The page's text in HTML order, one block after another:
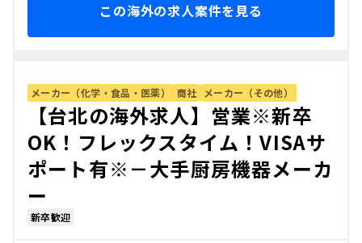
この海外の求人案件を見る
メーカー（化学・食品・医薬） 商社 メーカー（その他）
【台北の海外求人】営業※新卒
OK！フレックスタイム！VISAサ
ポート有※－大手厨房機器メーカ
ー
新卒歓迎